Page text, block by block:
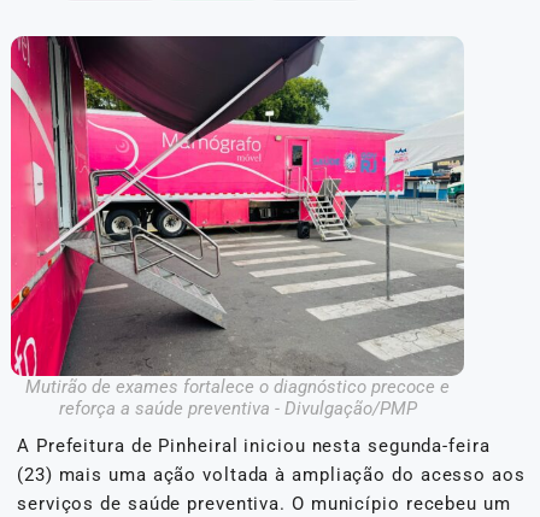
Mutirão de exames fortalece o diagnóstico precoce e
reforça a saúde preventiva - Divulgação/PMP
A Prefeitura de Pinheiral iniciou nesta segunda-feira
(23) mais uma ação voltada à ampliação do acesso aos
serviços de saúde preventiva. O município recebeu um